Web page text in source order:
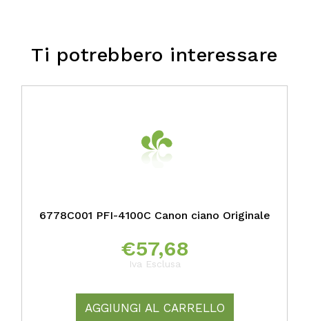
Ti potrebbero interessare
6778C001 PFI-4100C Canon ciano Originale
€57,68
Iva Esclusa
AGGIUNGI AL CARRELLO